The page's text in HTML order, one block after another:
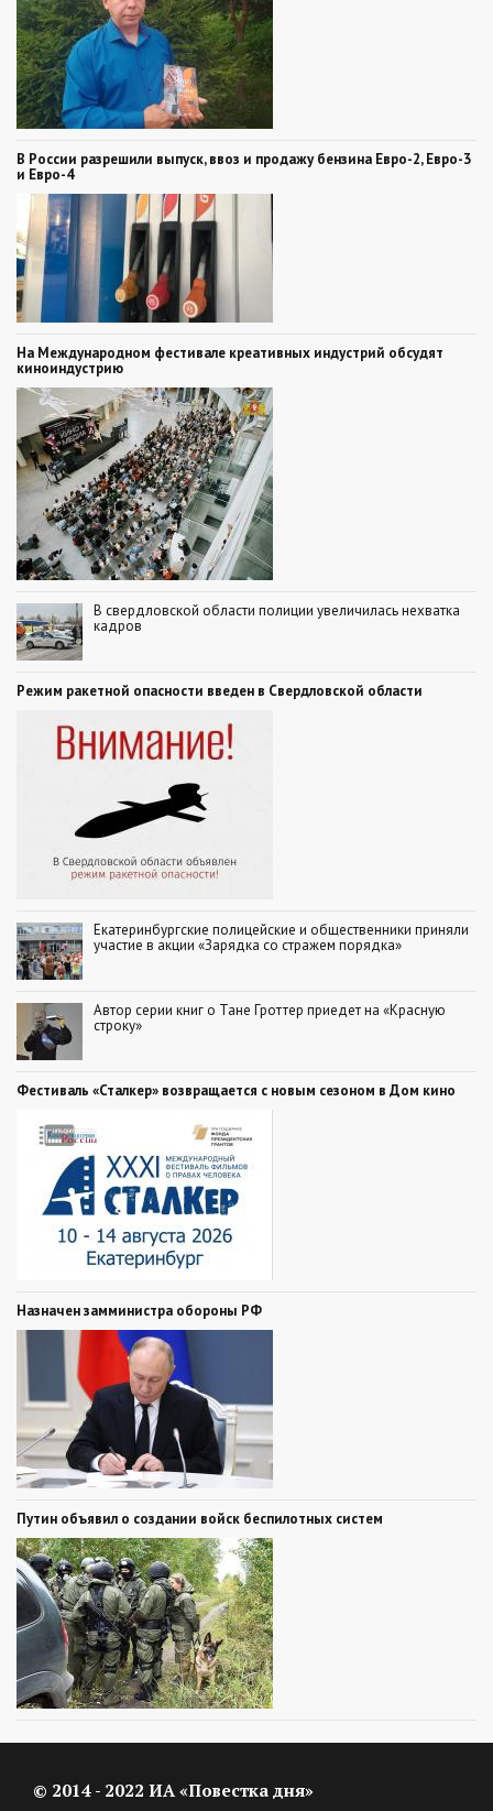
В России разрешили выпуск, ввоз и продажу бензина Евро-2, Евро-3
и Евро-4
На Международном фестивале креативных индустрий обсудят
киноиндустрию
В свердловской области полиции увеличилась нехватка
кадров
Режим ракетной опасности введен в Свердловской области
Екатеринбургские полицейские и общественники приняли
участие в акции «Зарядка со стражем порядка»
Автор серии книг о Тане Гроттер приедет на «Красную
строку»
Фестиваль «Сталкер» возвращается с новым сезоном в Дом кино
Назначен замминистра обороны РФ
Путин объявил о создании войск беспилотных систем
© 2014 - 2022 ИА «Повестка дня»